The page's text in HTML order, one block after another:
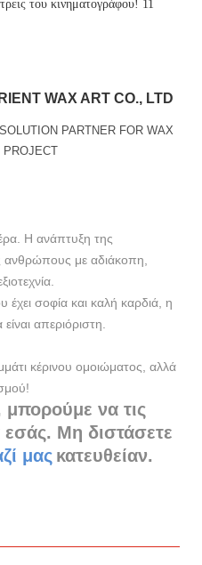
WAX ART CO., LTD
PARTNER FOR WAX
PROJECT
Η ανάπτυξη της
ανθρώπους με αδιάκοπη,
σοφία και καλή καρδιά, η
απεριόριστη.
κέρινου ομοιώματος, αλλά
μπορούμε να τις
Μη διστάσετε
μας κατευθείαν.